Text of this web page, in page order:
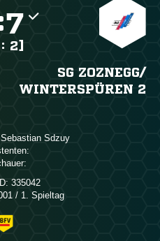

2]
SG ZOZNEGG/​
WINTERSPÜREN 2
 
335042
/ 1. Spieltag